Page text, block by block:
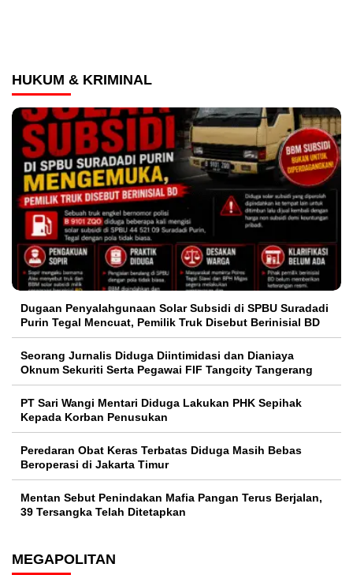
HUKUM & KRIMINAL
‎Dugaan Penyalahgunaan Solar Subsidi di SPBU Suradadi
Purin Tegal Mencuat, Pemilik Truk Disebut Berinisial BD
Seorang Jurnalis Diduga Diintimidasi dan Dianiaya
Oknum Sekuriti Serta Pegawai FIF Tangcity Tangerang
PT Sari Wangi Mentari Diduga Lakukan PHK Sepihak
Kepada Korban Penusukan
Peredaran Obat Keras Terbatas Diduga Masih Bebas
Beroperasi di Jakarta Timur
Mentan Sebut Penindakan Mafia Pangan Terus Berjalan,
39 Tersangka Telah Ditetapkan
MEGAPOLITAN